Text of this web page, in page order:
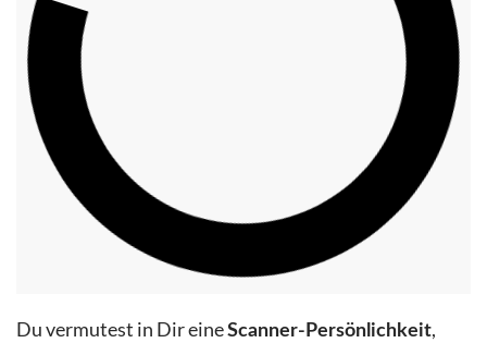
Duvermutest in DireineScanner-Persönlichkeit,